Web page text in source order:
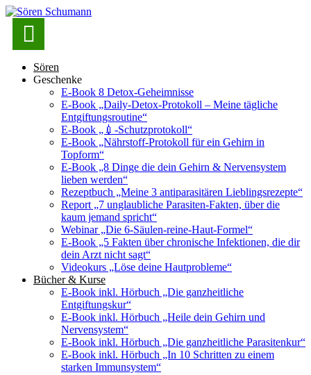

Sören
Geschenke
E-Book 8 Detox-Geheimnisse
E-Book „Daily-Detox-Protokoll – Meine tägliche
Entgiftungsroutine“
E-Book „💉-Schutzprotokoll“
E-Book „Nährstoff-Protokoll für ein Gehirn in
Topform“
E-Book „8 Dinge die dein Gehirn & Nervensystem
lieben werden“
Rezeptbuch „Meine 3 antiparasitären Lieblingsrezepte“
Report „7 unglaubliche Parasiten-Fakten, über die
kaum jemand spricht“
Webinar „Die 6-Säulen-reine-Haut-Formel“
E-Book „5 Fakten über chronische Infektionen, die dir
dein Arzt nicht sagt“
Videokurs „Löse deine Hautprobleme“
Bücher & Kurse
E-Book inkl. Hörbuch „Die ganzheitliche
Entgiftungskur“
E-Book inkl. Hörbuch „Heile dein Gehirn und
Nervensystem“
E-Book inkl. Hörbuch „Die ganzheitliche Parasitenkur“
E-Book inkl. Hörbuch „In 10 Schritten zu einem
starken Immunsystem“